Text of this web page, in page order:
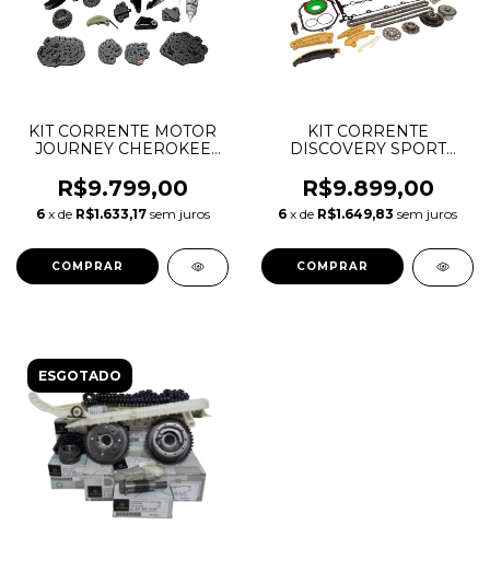
KIT CORRENTE MOTOR
JOURNEY CHEROKEE
PENTASTAR ZC90511S
5591457100
R$9.799,00
6 x de R$1.633,17 sem juros
KIT CORRENTE
DISCOVERY SPORT
2.0 INGENIUM DIESEL
COM POLIA VARIAVEL
R$9.899,00
6 x de R$1.649,83 sem juros
ESGOTADO